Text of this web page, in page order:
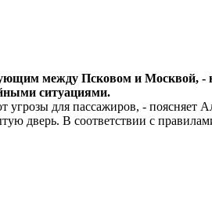
между Псковом и Москвой, -
ситуациями.
угрозы для пассажиров, -
дверь. В соответствии с